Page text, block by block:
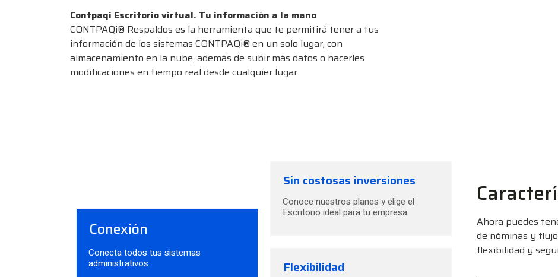
Contpaqi Escritorio virtual. Tu información a la mano
CONTPAQi® Respaldos es la herramienta que te permitirá tener a tus
información de los sistemas CONTPAQi® en un solo lugar, con
almacenamiento en la nube, además de subir más datos o hacerles
modificaciones en tiempo real desde cualquier lugar.
Conexión
Conecta todos tus sistemas
administrativos
Sin costosas inversiones
Conoce nuestros planes y elige el
Escritorio ideal para tu empresa.
Flexibilidad
Ahora puedes
de nóminas y
flexibilidad y